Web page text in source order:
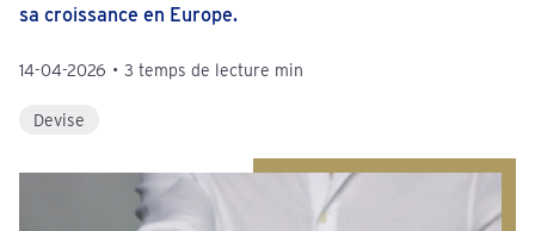
sa croissance en Europe.
14-04-2026 • 3 temps de lecture min
Devise